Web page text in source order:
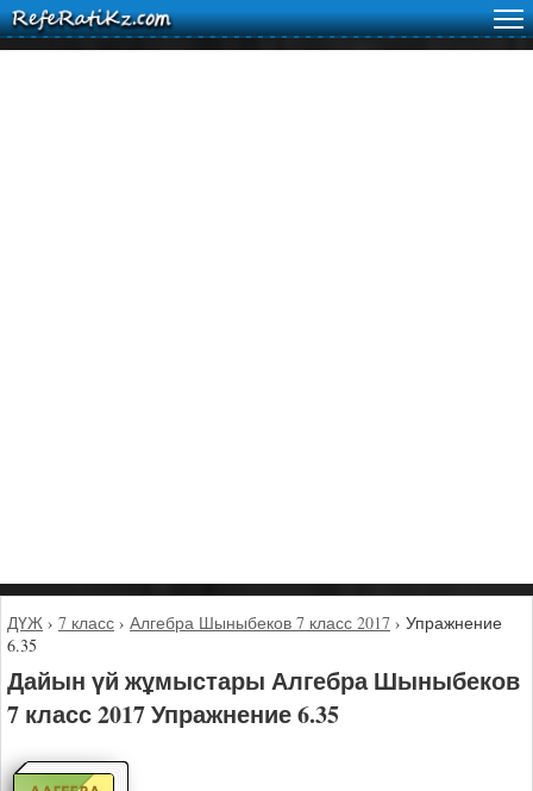
ДҮЖ › 7 класс › Алгебра Шыныбеков 7 класс 2017 › Упражнение
6.35
Дайын үй жұмыстары Алгебра Шыныбеков
7 класс 2017 Упражнение 6.35